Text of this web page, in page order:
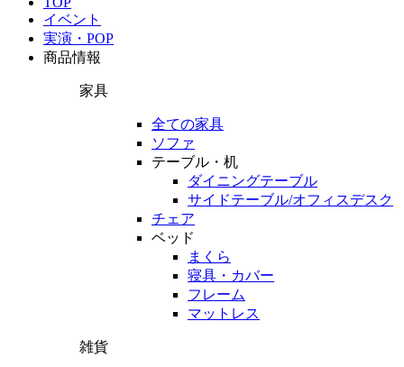
イベント
実演・POP
商品情報
家具
全ての家具
ソファ
テーブル・机
ダイニングテーブル
サイドテーブル/オフィスデスク
チェア
ベッド
まくら
寝具・カバー
フレーム
マットレス
雑貨